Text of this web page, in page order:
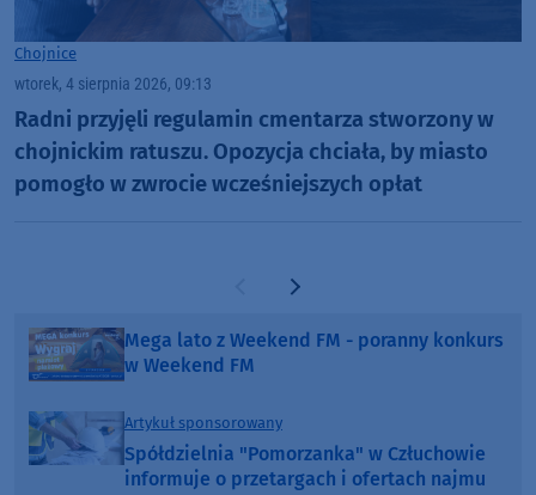
Chojnice
wtorek, 4 sierpnia 2026, 09:13
Radni przyjęli regulamin cmentarza stworzony w
chojnickim ratuszu. Opozycja chciała, by miasto
pomogło w zwrocie wcześniejszych opłat
Poprzednia strona
Następna strona
Mega lato z Weekend FM - poranny konkurs
w Weekend FM
Artykuł sponsorowany
Spółdzielnia "Pomorzanka" w Człuchowie
informuje o przetargach i ofertach najmu